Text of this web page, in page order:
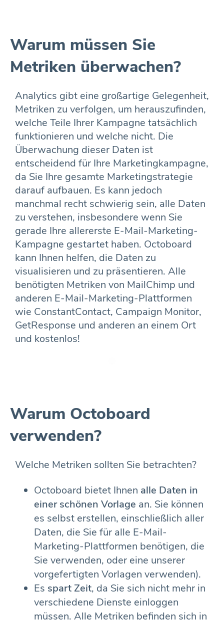
Warum müssen Sie
Metriken überwachen?
Analytics gibt eine großartige Gelegenheit,
Metriken zu verfolgen, um herauszufinden,
welche Teile Ihrer Kampagne tatsächlich
funktionieren und welche nicht. Die
Überwachung dieser Daten ist
entscheidend für Ihre Marketingkampagne,
da Sie Ihre gesamte Marketingstrategie
darauf aufbauen. Es kann jedoch
manchmal recht schwierig sein, alle Daten
zu verstehen, insbesondere wenn Sie
gerade Ihre allererste E-Mail-Marketing-
Kampagne gestartet haben. Octoboard
kann Ihnen helfen, die Daten zu
visualisieren und zu präsentieren. Alle
benötigten Metriken von MailChimp und
anderen E-Mail-Marketing-Plattformen
wie ConstantContact, Campaign Monitor,
GetResponse und anderen an einem Ort
und kostenlos!
Warum Octoboard
verwenden?
Welche Metriken sollten Sie betrachten?
Octoboard bietet Ihnen alle Daten in
einer schönen Vorlage an. Sie können
es selbst erstellen, einschließlich aller
Daten, die Sie für alle E-Mail-
Marketing-Plattformen benötigen, die
Sie verwenden, oder eine unserer
vorgefertigten Vorlagen verwenden).
Es spart Zeit, da Sie sich nicht mehr in
verschiedene Dienste einloggen
müssen. Alle Metriken befinden sich in